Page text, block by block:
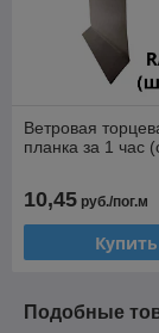
Ветровая
планка за 1 час
10,45 руб./пог.м
Купить
Подобные